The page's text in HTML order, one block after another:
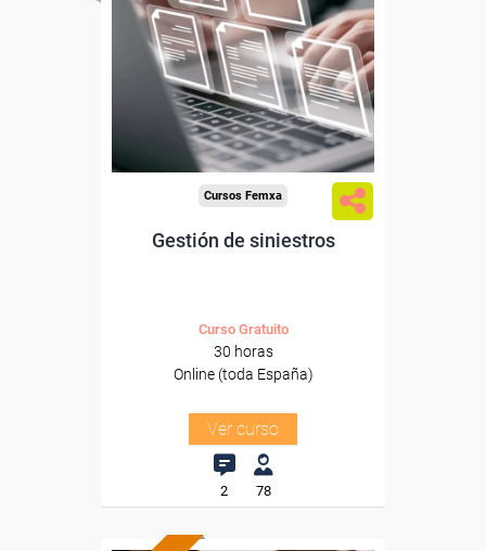
Para desempleados,
trabajadores y autónomos.
Sector
-Finanzas y Seguros.
Cursos Femxa
Gestión de siniestros
Curso Gratuito
30 horas
Online (toda España)
Ver curso
2 78